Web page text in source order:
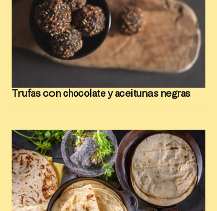
Trufas con chocolate y aceitunas negras